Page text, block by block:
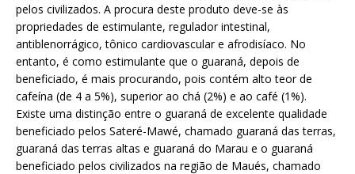
pelos civilizados. A procura deste produto deve-se às
propriedades de estimulante, regulador intestinal,
antiblenorrágico, tônico cardiovascular e afrodisíaco. No
entanto, é como estimulante que o guaraná, depois de
beneficiado, é mais procurando, pois contém alto teor de
cafeína (de 4 a 5%), superior ao chá (2%) e ao café (1%).
Existe uma distinção entre o guaraná de excelente qualidade
beneficiado pelos Sateré-Mawé, chamado guaraná das terras,
guaraná das terras altas e guaraná do Marau e o guaraná
beneficiado pelos civilizados na região de Maués, chamado